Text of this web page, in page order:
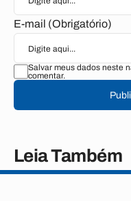
E-mail (Obrigatório)
Salvar meus dados neste
comentar.
Leia Também